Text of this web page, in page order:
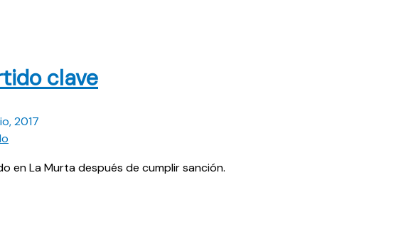
clave
2017
en La Murta después de cumplir sanción.